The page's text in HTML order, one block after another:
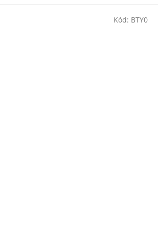
Kód: BTY0